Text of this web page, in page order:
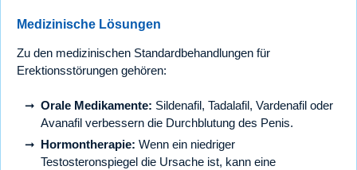
Medizinische Lösungen
Zu den medizinischen Standardbehandlungen für
Erektionsstörungen gehören:
Orale Medikamente: Sildenafil, Tadalafil, Vardenafil oder
Avanafil verbessern die Durchblutung des Penis.
Hormontherapie: Wenn ein niedriger
Testosteronspiegel die Ursache ist, kann eine